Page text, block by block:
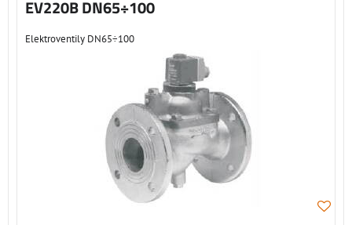
EV220B DN65÷100
Elektroventily DN65÷100